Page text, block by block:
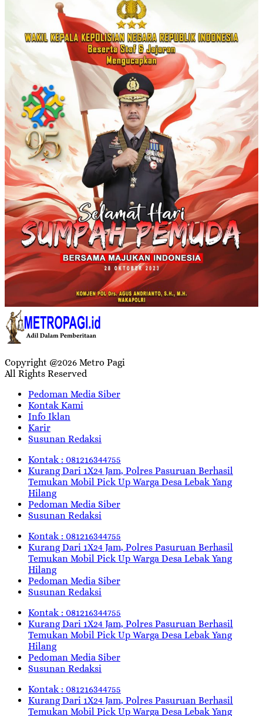
Copyright @2026 Metro Pagi
All Rights Reserved
Pedoman Media Siber
Kontak Kami
Info Iklan
Karir
Susunan Redaksi
Kontak : 081216344755
Kurang Dari 1X24 Jam, Polres Pasuruan Berhasil
Temukan Mobil Pick Up Warga Desa Lebak Yang
Hilang
Pedoman Media Siber
Susunan Redaksi
Kontak : 081216344755
Kurang Dari 1X24 Jam, Polres Pasuruan Berhasil
Temukan Mobil Pick Up Warga Desa Lebak Yang
Hilang
Pedoman Media Siber
Susunan Redaksi
Kontak : 081216344755
Kurang Dari 1X24 Jam, Polres Pasuruan Berhasil
Temukan Mobil Pick Up Warga Desa Lebak Yang
Hilang
Pedoman Media Siber
Susunan Redaksi
Kontak : 081216344755
Kurang Dari 1X24 Jam, Polres Pasuruan Berhasil
Temukan Mobil Pick Up Warga Desa Lebak Yang